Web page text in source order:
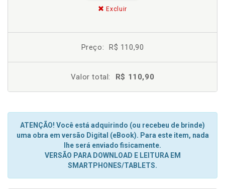
Excluir
Preço: R$ 110,90
Valor total: R$ 110,90
ATENÇÃO! Você está adquirindo (ou recebeu de brinde)
uma obra em versão Digital (eBook). Para este item, nada
lhe será enviado fisicamente.
VERSÃO PARA DOWNLOAD E LEITURA EM
SMARTPHONES/TABLETS.